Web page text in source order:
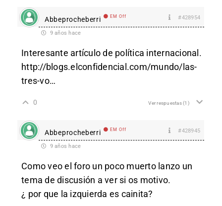
Abbeprocheberri EM Off #428954
9 años hace
Interesante artículo de política internacional.
http://blogs.elconfidencial.com/mundo/las-
tres-vo…
0 Ver respuestas(1)
Abbeprocheberri EM Off #428945
9 años hace
Como veo el foro un poco muerto lanzo un
tema de discusión a ver si os motivo.
¿ por que la izquierda es cainita?